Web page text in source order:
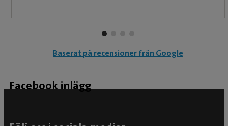
Baserat på recensioner från Google
Facebook inlägg